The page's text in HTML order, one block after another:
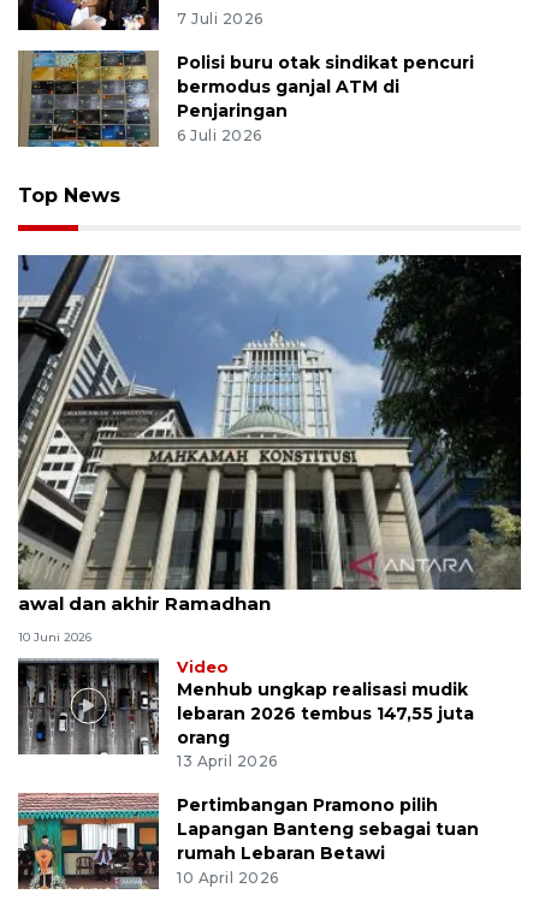
7 Juli 2026
Polisi buru otak sindikat pencuri
bermodus ganjal ATM di
Penjaringan
6 Juli 2026
Top News
MK uji materi UU Peradilan Agama perihal isbat
awal dan akhir Ramadhan
10 Juni 2026
Video
Menhub ungkap realisasi mudik
lebaran 2026 tembus 147,55 juta
orang
13 April 2026
Pertimbangan Pramono pilih
Lapangan Banteng sebagai tuan
rumah Lebaran Betawi
10 April 2026